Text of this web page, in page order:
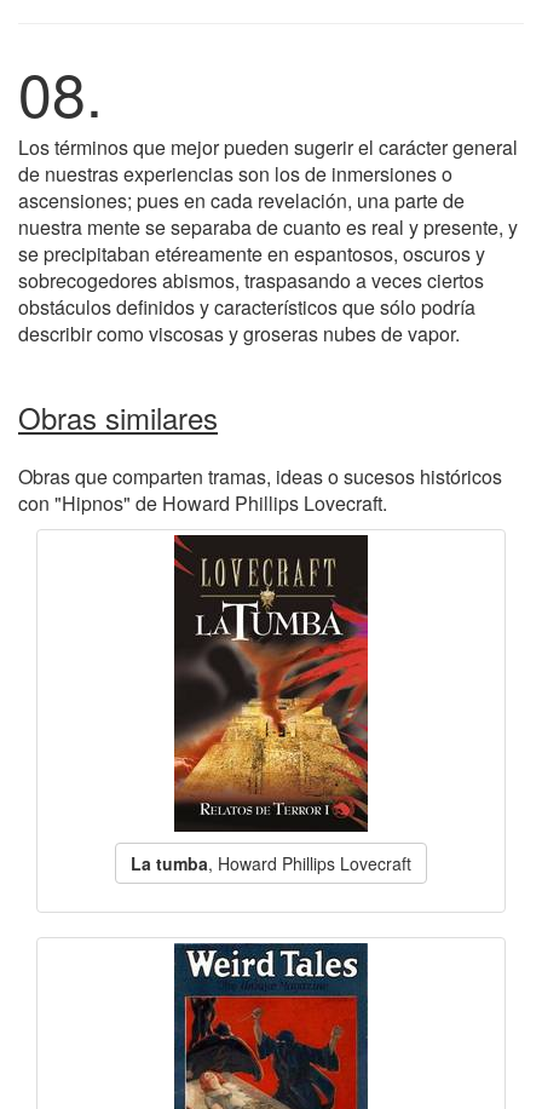
08.
Los términos que mejor pueden sugerir el carácter general
de nuestras experiencias son los de inmersiones o
ascensiones; pues en cada revelación, una parte de
nuestra mente se separaba de cuanto es real y presente, y
se precipitaban etéreamente en espantosos, oscuros y
sobrecogedores abismos, traspasando a veces ciertos
obstáculos definidos y característicos que sólo podría
describir como viscosas y groseras nubes de vapor.
Obras similares
Obras que comparten tramas, ideas o sucesos históricos
con "Hipnos" de Howard Phillips Lovecraft.
La tumba, Howard Phillips Lovecraft